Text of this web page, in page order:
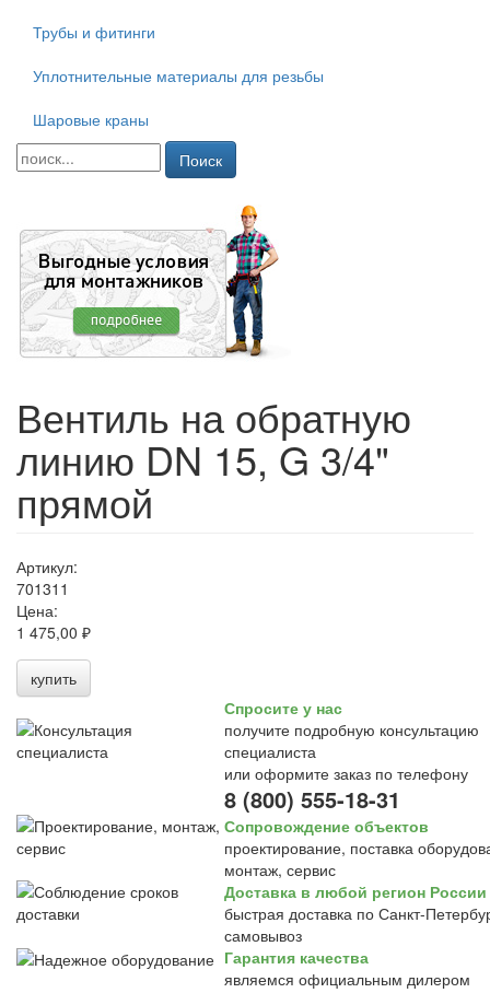
Трубы и фитинги
Уплотнительные материалы для резьбы
Шаровые краны
Поиск
Вентиль на обратную
линию DN 15, G 3/4"
прямой
Артикул:
701311
Цена:
1 475,00 ₽
купить
Спросите у нас
получите подробную консультацию
специалиста
или оформите заказ по телефону
8 (800) 555-18-31
Сопровождение объектов
проектирование, поставка
монтаж, сервис
Доставка в любой регион России
быстрая доставка по Санкт-
самовывоз
Гарантия качества
являемся официальным дилером